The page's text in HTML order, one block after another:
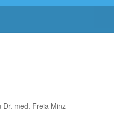
Dr. med. Freia Minz